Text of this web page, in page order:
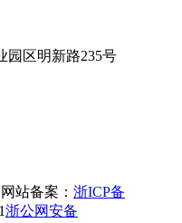
园区明新路235号
网站备案： 浙ICP备
浙公网安备